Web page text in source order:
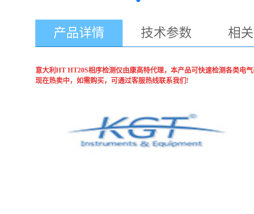
产品详情 技术参数 相
意大利HT HT20S相序检测仪由康高特代理，本产品可快速检测各类电
现在热卖中，如需购买，可通过客服热线联系我们!